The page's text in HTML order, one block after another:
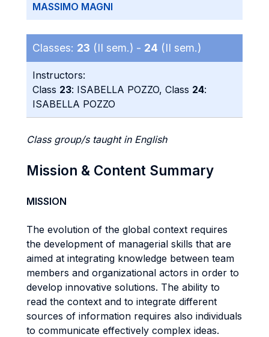
MASSIMO MAGNI
Classes: 23 (II sem.) - 24 (II sem.)
Instructors:
Class 23: ISABELLA POZZO, Class 24:
ISABELLA POZZO
Class group/s taught in English
Mission & Content Summary
MISSION
The evolution of the global context requires
the development of managerial skills that are
aimed at integrating knowledge between team
members and organizational actors in order to
develop innovative solutions. The ability to
read the context and to integrate different
sources of information requires also individuals
to communicate effectively complex ideas.